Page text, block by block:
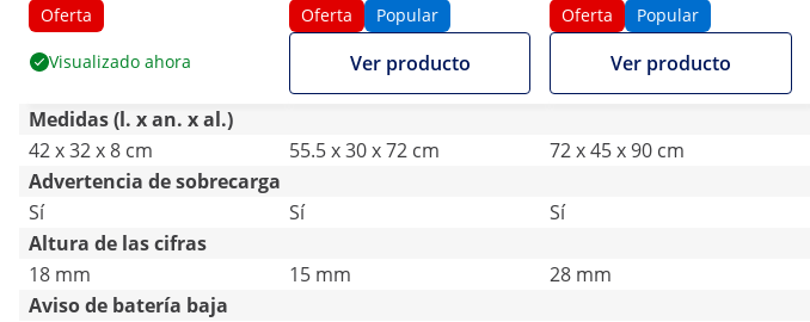
Oferta
Visualizado ahora
Oferta Popular
Ver producto
cm - LCD
Oferta Popular
Ver producto
Medidas (l. x an. x al.)
42 x 32 x 8 cm
55.5 x 30 x 72 cm 72 x 45 x 90 cm
Advertencia de sobrecarga
Sí
Sí Sí
Altura de las cifras
18 mm
15 mm 28 mm
Aviso de batería baja